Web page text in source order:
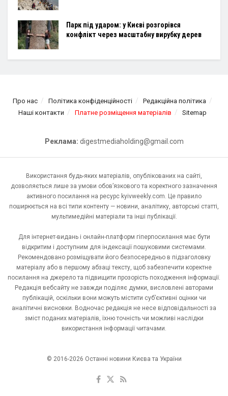
Парк під ударом: у Києві розгорівся
конфлікт через масштабну вирубку дерев
Про нас Політика конфіденційності
Редакційна політика
Наші контакти
Платне розміщення матеріалів Sitemap
Реклама: digestmediaholding@gmail.com
Використання будь-яких матеріалів, опублікованих на сайті,
дозволяється лише за умови обов’язкового та коректного зазначення
активного посилання на ресурс kyivweekly.com. Це правило
поширюється на всі типи контенту — новини, аналітику, авторські статті,
мультимедійні матеріали та інші публікації.
Для інтернет-видань і онлайн-платформ гіперпосилання має бути
відкритим і доступним для індексації пошуковими системами.
Рекомендовано розміщувати його безпосередньо в підзаголовку
матеріалу або в першому абзаці тексту, щоб забезпечити коректне
посилання на джерело та підвищити прозорість походження інформації.
Редакція вебсайту не завжди поділяє думки, висловлені авторами
публікацій, оскільки вони можуть містити суб’єктивні оцінки чи
аналітичні висновки. Водночас редакція не несе відповідальності за
зміст поданих матеріалів, їхню точність чи можливі наслідки
використання інформації читачами.
© 2016-2026 Останні новини Києва та України